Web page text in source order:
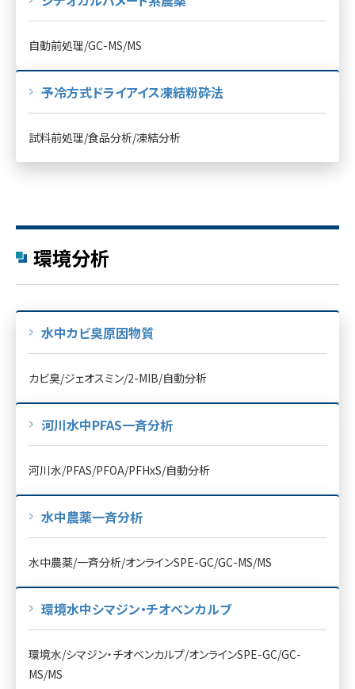
自動前処理/GC-MS/MS
予冷方式ドライアイス凍結粉砕法
試料前処理/食品分析/凍結分析
環境分析
水中カビ臭原因物質
カビ臭/ジェオスミン/2-MIB/自動分析
河川水中PFAS一斉分析
河川水/PFAS/PFOA/PFHxS/自動分析
水中農薬一斉分析
水中農薬/一斉分析/オンラインSPE-GC/GC-MS/MS
環境水中シマジン・チオベンカルブ
環境水/シマジン・チオベンカルプ/オンラインSPE-GC/GC-
MS/MS